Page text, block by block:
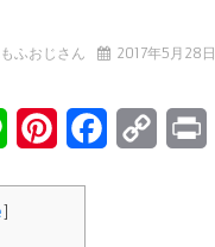
ふおじさん 2017年5月28日
Line PinterestFacebook
Copy